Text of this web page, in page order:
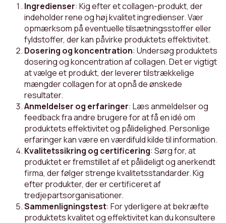
Ingredienser: Kig efter et collagen-produkt, der
indeholder rene og høj kvalitet ingredienser. Vær
opmærksom på eventuelle tilsætningsstoffer eller
fyldstoffer, der kan påvirke produktets effektivitet.
Dosering og koncentration: Undersøg produktets
dosering og koncentration af collagen. Det er vigtigt
at vælge et produkt, der leverer tilstrækkelige
mængder collagen for at opnå de ønskede
resultater.
Anmeldelser og erfaringer: Læs anmeldelser og
feedback fra andre brugere for at få en idé om
produktets effektivitet og pålidelighed. Personlige
erfaringer kan være en værdifuld kilde til information.
Kvalitetssikring og certificering: Sørg for, at
produktet er fremstillet af et pålideligt og anerkendt
firma, der følger strenge kvalitetsstandarder. Kig
efter produkter, der er certificeret af
tredjepartsorganisationer.
Sammenligningstest: For yderligere at bekræfte
produktets kvalitet og effektivitet kan du konsultere